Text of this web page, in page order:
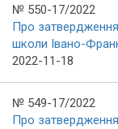
№ 550-17/2022
Про затвердження
школи Івано-
2022-11-18
№ 549-17/2022
Про затвердження